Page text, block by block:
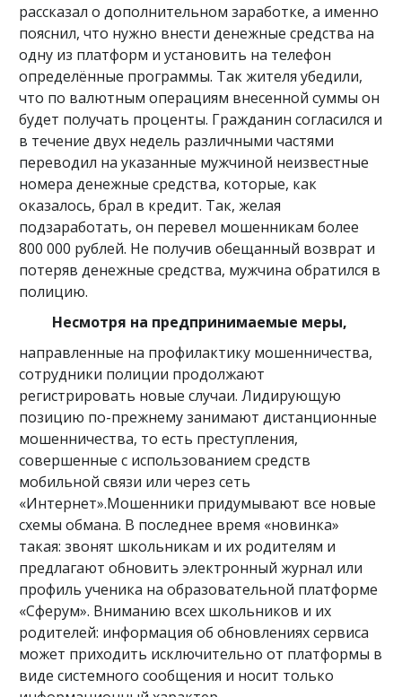
рассказал о дополнительном заработке, а именно
пояснил, что нужно внести денежные средства на
одну из платформ и установить на телефон
определённые программы. Так жителя убедили,
что по валютным операциям внесенной суммы он
будет получать проценты. Гражданин согласился и
в течение двух недель различными частями
переводил на указанные мужчиной неизвестные
номера денежные средства, которые, как
оказалось, брал в кредит. Так, желая
подзаработать, он перевел мошенникам более
800 000 рублей. Не получив обещанный возврат и
потеряв денежные средства, мужчина обратился в
полицию.
Несмотря на предпринимаемые меры,
направленные на профилактику мошенничества,
сотрудники полиции продолжают
регистрировать новые случаи. Лидирующую
позицию по-прежнему занимают дистанционные
мошенничества, то есть преступления,
совершенные с использованием средств
мобильной связи или через сеть
«Интернет».Мошенники придумывают все новые
схемы обмана. В последнее время «новинка»
такая: звонят школьникам и их родителям и
предлагают обновить электронный журнал или
профиль ученика на образовательной платформе
«Сферум». Вниманию всех школьников и их
родителей: информация об обновлениях сервиса
может приходить исключительно от платформы в
виде системного сообщения и носит только